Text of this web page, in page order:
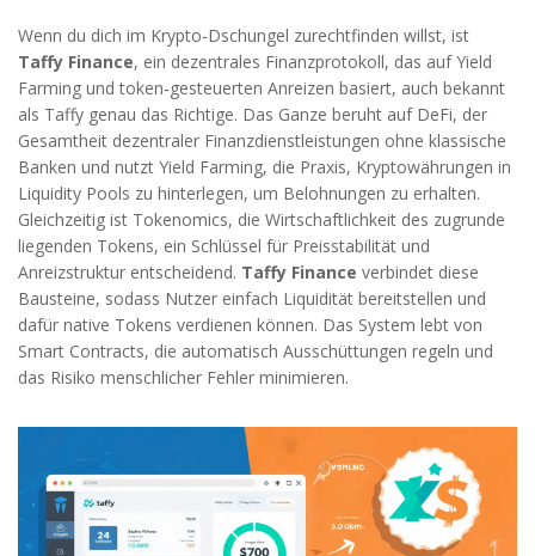
Wenn du dich im Krypto‑Dschungel zurechtfinden willst, ist
Taffy Finance, ein dezentrales Finanzprotokoll, das auf Yield
Farming und token‑gesteuerten Anreizen basiert, auch bekannt
als Taffy genau das Richtige. Das Ganze beruht auf DeFi, der
Gesamtheit dezentraler Finanzdienstleistungen ohne klassische
Banken und nutzt Yield Farming, die Praxis, Kryptowährungen in
Liquidity Pools zu hinterlegen, um Belohnungen zu erhalten.
Gleichzeitig ist Tokenomics, die Wirtschaftlichkeit des zugrunde
liegenden Tokens, ein Schlüssel für Preisstabilität und
Anreizstruktur entscheidend. Taffy Finance verbindet diese
Bausteine, sodass Nutzer einfach Liquidität bereitstellen und
dafür native Tokens verdienen können. Das System lebt von
Smart Contracts, die automatisch Ausschüttungen regeln und
das Risiko menschlicher Fehler minimieren.